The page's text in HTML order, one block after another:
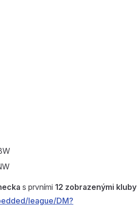
s prvními 12 zobrazenými kluby
league/DM?